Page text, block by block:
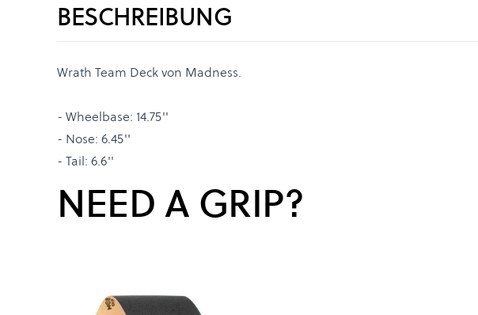
BESCHREIBUNG
Wrath Team Deck von Madness.
- Wheelbase: 14.75''
- Nose: 6.45''
- Tail: 6.6''
NEED A GRIP?